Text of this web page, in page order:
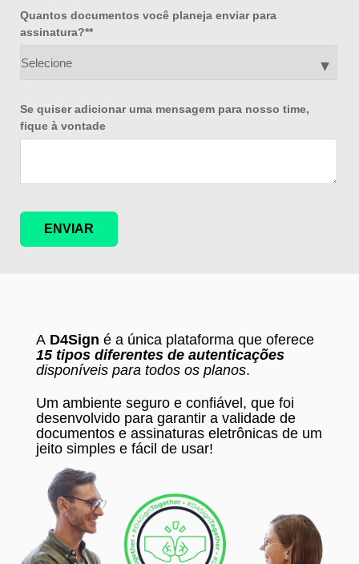
Quantos documentos você planeja enviar para
assinatura?**
Se quiser adicionar uma mensagem para nosso time,
fique à vontade
A D4Sign é a única plataforma que oferece
15 tipos diferentes de autenticações
disponíveis para todos os planos.
Um ambiente seguro e confiável, que foi
desenvolvido para garantir a validade de
documentos e assinaturas eletrônicas de um
jeito simples e fácil de usar!